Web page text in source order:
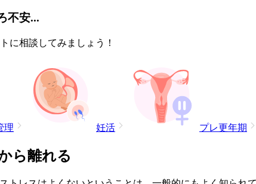
不安...
に相談してみましょう！
理 妊活 プレ更年期
ら離れる